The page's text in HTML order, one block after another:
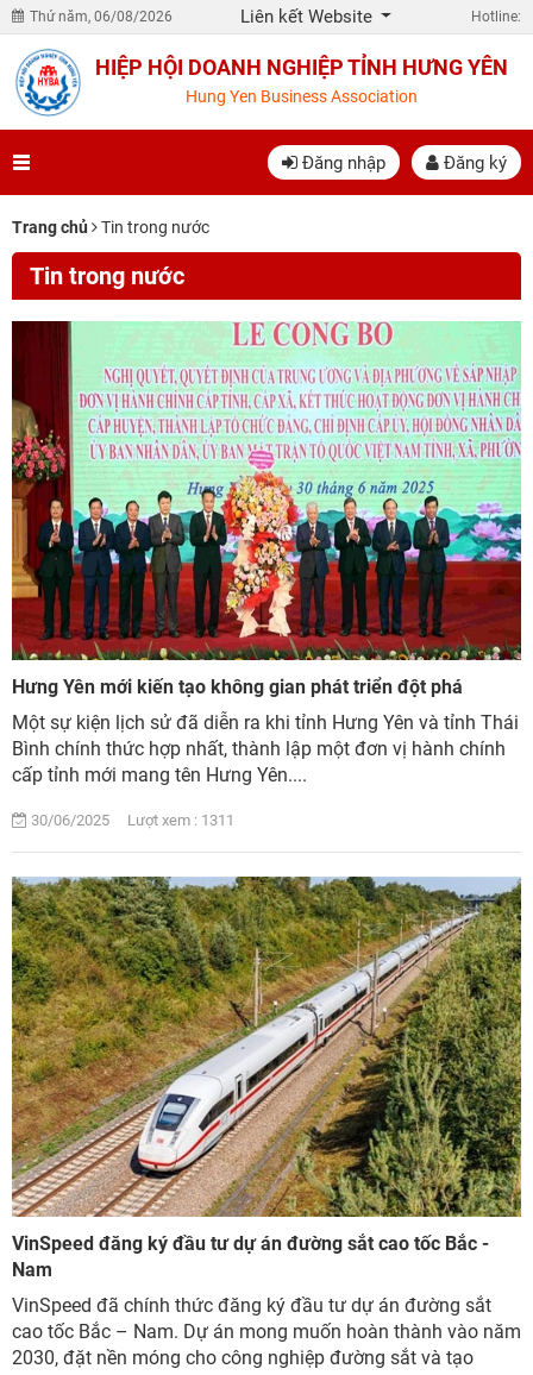
Thứ năm, 06/08/2026 Liên kết Website Hotline:
HIỆP HỘI DOANH NGHIỆP TỈNH HƯNG YÊN
Hung Yen Business Association
Đăng nhập Đăng ký
Trang chủ Tin trong nước
Tin trong nước
Hưng Yên mới kiến tạo không gian phát triển đột phá
Một sự kiện lịch sử đã diễn ra khi tỉnh Hưng Yên và tỉnh Thái
Bình chính thức hợp nhất, thành lập một đơn vị hành chính
cấp tỉnh mới mang tên Hưng Yên....
30/06/2025 Lượt xem : 1311
VinSpeed đăng ký đầu tư dự án đường sắt cao tốc Bắc -
Nam
VinSpeed đã chính thức đăng ký đầu tư dự án đường sắt
cao tốc Bắc – Nam. Dự án mong muốn hoàn thành vào năm
2030, đặt nền móng cho công nghiệp đường sắt và tạo